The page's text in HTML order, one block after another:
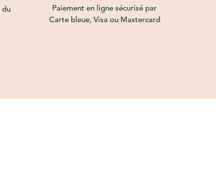
du
Paiement en ligne sécurisé par
Carte bleue, Visa ou Mastercard